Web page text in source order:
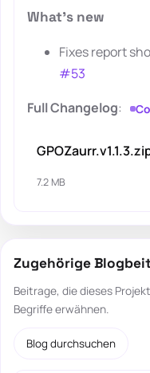
What's new
Fixes report
#53
Full Changelog:
7.2 MB
Zugehörige
Beitrage, die dieses
Begriffe erwähnen.
Blog durchsuchen